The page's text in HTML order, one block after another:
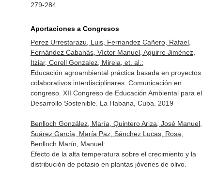
279-284
Aportaciones a Congresos
Perez Urrestarazu, Luis, Fernandez Cañero, Rafael,
Fernández Cabanás, Víctor Manuel, Aguirre Jiménez,
Itziar, Corell Gonzalez, Mireia, et. al.:
Educación agroambiental práctica basada en proyectos
colaborativos interdisciplinares. Comunicación en
congreso. XII Congreso de Educación Ambiental para el
Desarrollo Sostenible. La Habana, Cuba. 2019
Benlloch González, María, Quintero Ariza, José Manuel,
Suárez García, María Paz, Sánchez Lucas, Rosa,
Benlloch Marín, Manuel:
Efecto de la alta temperatura sobre el crecimiento y la
distribución de potasio en plantas jóvenes de olivo.